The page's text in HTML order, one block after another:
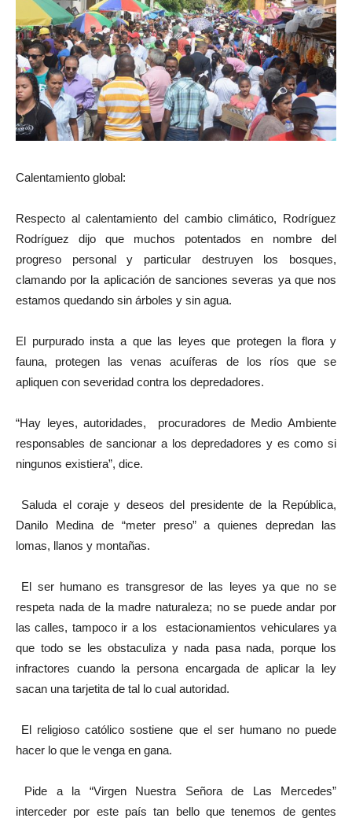
Calentamiento global:
Respecto al calentamiento del cambio climático, Rodríguez
Rodríguez dijo que muchos potentados en nombre del
progreso personal y particular destruyen los bosques,
clamando por la aplicación de sanciones severas ya que nos
estamos quedando sin árboles y sin agua.
El purpurado insta a que las leyes que protegen la flora y
fauna, protegen las venas acuíferas de los ríos que se
apliquen con severidad contra los depredadores.
“Hay leyes, autoridades, procuradores de Medio Ambiente
responsables de sancionar a los depredadores y es como si
ningunos existiera”, dice.
Saluda el coraje y deseos del presidente de la República,
Danilo Medina de “meter preso” a quienes depredan las
lomas, llanos y montañas.
El ser humano es transgresor de las leyes ya que no se
respeta nada de la madre naturaleza; no se puede andar por
las calles, tampoco ir a los estacionamientos vehiculares ya
que todo se les obstaculiza y nada pasa nada, porque los
infractores cuando la persona encargada de aplicar la ley
sacan una tarjetita de tal lo cual autoridad.
El religioso católico sostiene que el ser humano no puede
hacer lo que le venga en gana.
Pide a la “Virgen Nuestra Señora de Las Mercedes”
interceder por este país tan bello que tenemos de gentes